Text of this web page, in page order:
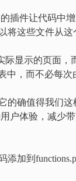
件让代码中增
这些文件从这
际显示的页面
中，而不必每次
的确值得我们
户体验，减少
加到